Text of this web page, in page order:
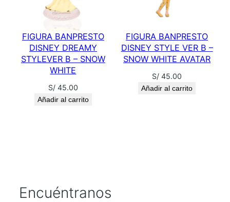
FIGURA BANPRESTO
DISNEY DREAMY
STYLEVER B – SNOW
WHITE
S/45.00
Añadir al carrito
FIGURA BANPRESTO
DISNEY STYLE VER B –
SNOW WHITE AVATAR
S/ 45.00
Añadir al carrito
Encuéntranos